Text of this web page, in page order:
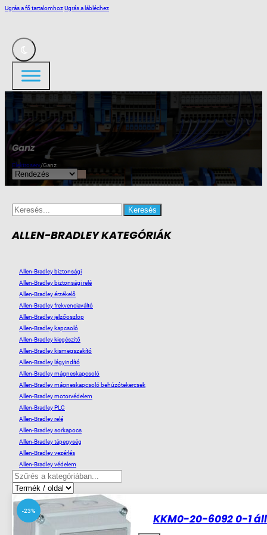
Ugrás a fő tartalomhozUgrás a lábléchez
Ganz
Elektroserv/Ganz
Search
for:
ALLEN-BRADLEY KATEGÓRIÁK
Allen-Bradley biztonsági
Allen-Bradley biztonsági relé
Allen-Bradley érzékelő
Allen-Bradley frekvenciaváltó
Allen-Bradley jelzőoszlop
Allen-Bradley kapcsoló
Allen-Bradley kiegészítő
Allen-Bradley kismegszakító
Allen-Bradley lágyindító
Allen-Bradley mágneskapcsoló
Allen-Bradley mágneskapcsoló behúzótekercsek
Allen-Bradley motorvédelem
Allen-Bradley PLC
Allen-Bradley relé
Allen-Bradley sorkapocs
Allen-Bradley tápegység
Allen-Bradley vezérlés
Allen-Bradley védelem
-23%
KKM0-20-6092 0-1